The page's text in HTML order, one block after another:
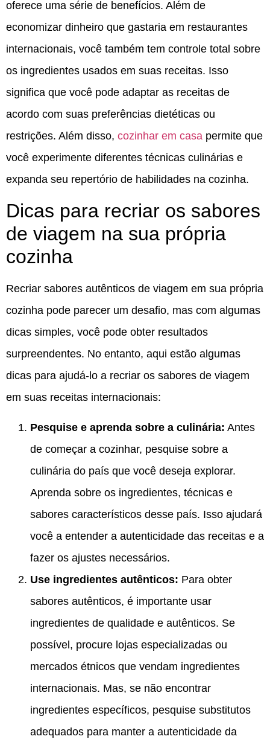
oferece uma série de benefícios. Além de
economizar dinheiro que gastaria em restaurantes
internacionais, você também tem controle total sobre
os ingredientes usados em suas receitas. Isso
significa que você pode adaptar as receitas de
acordo com suas preferências dietéticas ou
restrições. Além disso, cozinhar em casa permite que
você experimente diferentes técnicas culinárias e
expanda seu repertório de habilidades na cozinha.
Dicas para recriar os sabores
de viagem na sua própria
cozinha
Recriar sabores autênticos de viagem em sua própria
cozinha pode parecer um desafio, mas com algumas
dicas simples, você pode obter resultados
surpreendentes. No entanto, aqui estão algumas
dicas para ajudá-lo a recriar os sabores de viagem
em suas receitas internacionais:
Pesquise e aprenda sobre a culinária: Antes
de começar a cozinhar, pesquise sobre a
culinária do país que você deseja explorar.
Aprenda sobre os ingredientes, técnicas e
sabores característicos desse país. Isso ajudará
você a entender a autenticidade das receitas e a
fazer os ajustes necessários.
Use ingredientes autênticos: Para obter
sabores autênticos, é importante usar
ingredientes de qualidade e autênticos. Se
possível, procure lojas especializadas ou
mercados étnicos que vendam ingredientes
internacionais. Mas, se não encontrar
ingredientes específicos, pesquise substitutos
adequados para manter a autenticidade da